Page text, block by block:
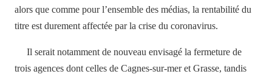
alors que comme pour l’ensemble des médias, la rentabilité du
titre est durement affectée par la crise du coronavirus.
Il serait notamment de nouveau envisagé la fermeture de
trois agences dont celles de Cagnes-sur-mer et Grasse, tandis